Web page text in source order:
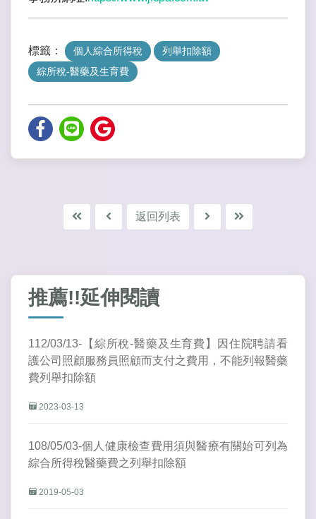
標籤： 個人綜合所得稅
列舉扣除額
綜所稅-醫藥及生育費
返回列表
推薦!!延伸閱讀
112/03/13-【綜所稅-醫藥及生育費】因住院聘請看
護公司照顧服務員照顧而支付之費用，不能列報醫藥
費列舉扣除額
2023-03-13
108/05/03-個人健康檢查費用須與醫療有關始可列為
綜合所得稅醫藥費之列舉扣除額
2019-05-03